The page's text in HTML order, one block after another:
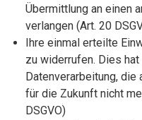
Übermittlung an einen
verlangen (Art. 20
Ihre einmal erteilte
zu widerrufen. Dies
Datenverarbeitung,
für die Zukunft nicht
DSGVO)